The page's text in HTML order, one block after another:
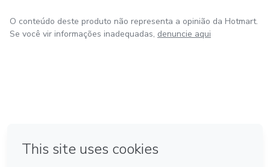
O conteúdo deste produto não representa a opinião da Hotmart.
Se você vir informações inadequadas, denuncie aqui
Feito com ❤ na Cidade do México